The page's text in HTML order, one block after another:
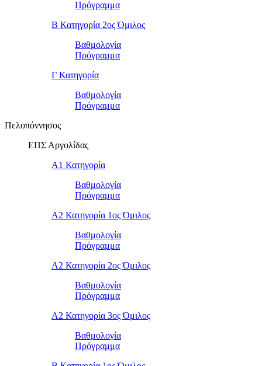
Πρόγραμμα
Β Κατηγορία 2ος Όμιλος
Βαθμολογία
Πρόγραμμα
Γ Κατηγορία
Βαθμολογία
Πρόγραμμα
Πελοπόννησος
ΕΠΣ Αργολίδας
Α1 Κατηγορία
Βαθμολογία
Πρόγραμμα
Α2 Κατηγορία 1ος Όμιλος
Βαθμολογία
Πρόγραμμα
Α2 Κατηγορία 2ος Όμιλος
Βαθμολογία
Πρόγραμμα
Α2 Κατηγορία 3ος Όμιλος
Βαθμολογία
Πρόγραμμα